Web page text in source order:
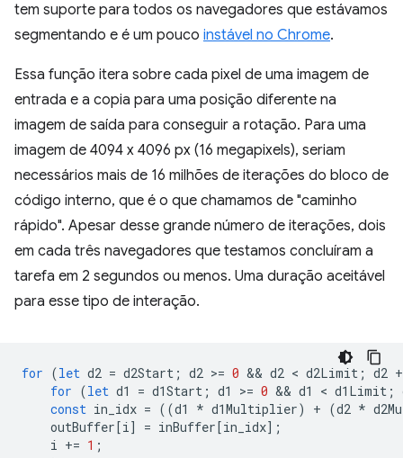
tem suporte para todos os navegadores que estávamos
segmentando e é um pouco instável no Chrome.
Essa função itera sobre cada pixel de uma imagem de
entrada e a copia para uma posição diferente na
imagem de saída para conseguir a rotação. Para uma
imagem de 4094 x 4096 px (16 megapixels), seriam
necessários mais de 16 milhões de iterações do bloco de
código interno, que é o que chamamos de "caminho
rápido". Apesar desse grande número de iterações, dois
em cada três navegadores que testamos concluíram a
tarefa em 2 segundos ou menos. Uma duração aceitável
para esse tipo de interação.
for (let d2 = d2Start ; d2 >= 0 && d2 < d2Limit ; d2
for (let d1 = d1Start ; d1 >= 0 && d1 < d1Limit ;
const in_idx = ((d1 * d1Multiplier) + (d2 *
outBuffer[i] = inBuffer[in_idx];
i += 1 ;